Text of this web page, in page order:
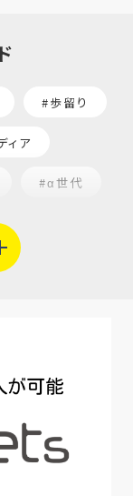
#歩留り
ィア
#α世代
#AI面接
#27卒
#業種別
#ロールモデル